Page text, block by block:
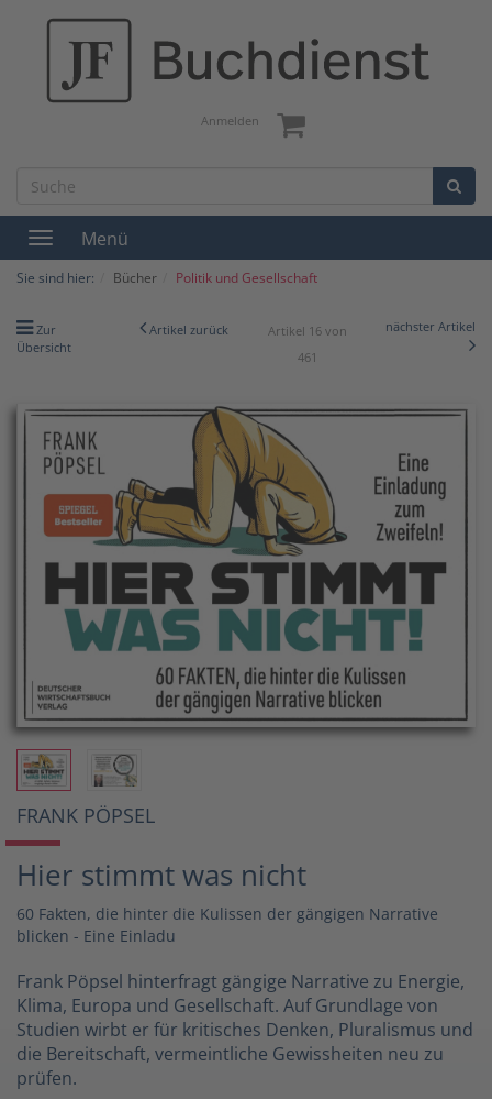
Anmelden
Toggle
navigation
Menü
Sie sind hier: Bücher Politik und Gesellschaft
Zur
Übersicht
Artikel zurück
Artikel 16 von
461
nächster Artikel
FRANK PÖPSEL
Hier stimmt was nicht
60 Fakten, die hinter die Kulissen der gängigen Narrative
blicken - Eine Einladu
Frank Pöpsel hinterfragt gängige Narrative zu Energie,
Klima, Europa und Gesellschaft. Auf Grundlage von
Studien wirbt er für kritisches Denken, Pluralismus und
die Bereitschaft, vermeintliche Gewissheiten neu zu
prüfen.